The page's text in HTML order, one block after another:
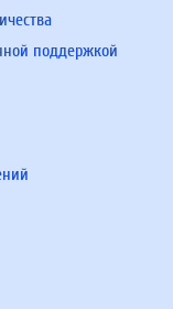
поддержкой